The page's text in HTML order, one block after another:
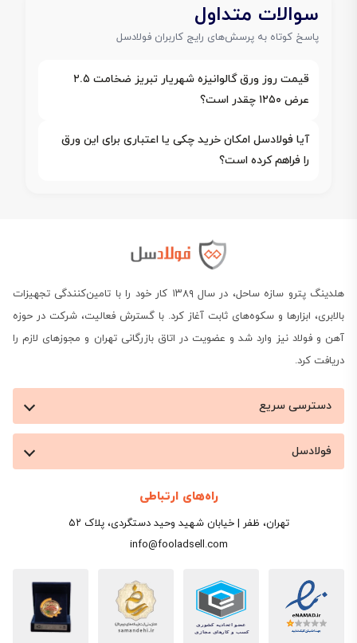
سوالات متداول
پاسخ کوتاه به پرسش‌های رایج کاربران فولادسل
قیمت روز ورق گالوانیزه شهریار تبریز ضخامت ۲.۵
عرض ۱۲۵۰ چقدر است؟
آیا فولادسل امکان خرید چکی یا اعتباری برای این ورق
را فراهم کرده است؟
هلدینگ پترو سازه ساحل، در سال ۱۳۸۹ کار خود را با تامین‌کنندگی تجهیزات
بالابری، ابزارها و سکوه‌های ثابت آغاز کرد. با گسترش فعالیت، شرکت در حوزه
آهن و فولاد نیز وارد شد و عضویت در اتاق بازرگانی تهران و مجوزهای لازم را
دریافت کرد.
دسترسی سریع
فولادسل
راه‌های ارتباطی
تهران، ظفر | خیابان شهید وحید دستگردی، پلاک ۵۲
info@fooladsell.com